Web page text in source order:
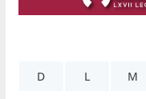
D
L M